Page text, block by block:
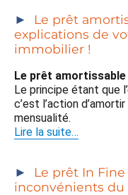
Le prêt
explications de
immobilier !
Le prêt
Le principe étant que
c’est l’action
mensualité.
Lire la suite…
Le prêt In
inconvénients du